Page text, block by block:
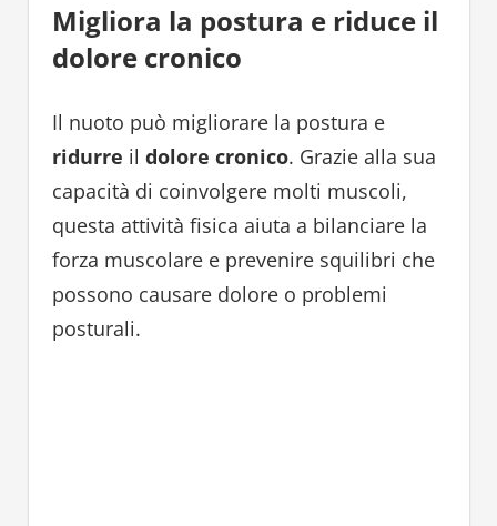
Migliora la postura e riduce il
dolore cronico
Il nuoto può migliorare la postura e
ridurre il dolore cronico. Grazie alla sua
capacità di coinvolgere molti muscoli,
questa attività fisica aiuta a bilanciare la
forza muscolare e prevenire squilibri che
possono causare dolore o problemi
posturali.